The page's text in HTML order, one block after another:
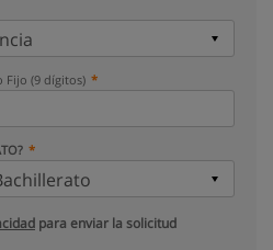
Fijo (9 dígitos)
para enviar la solicitud